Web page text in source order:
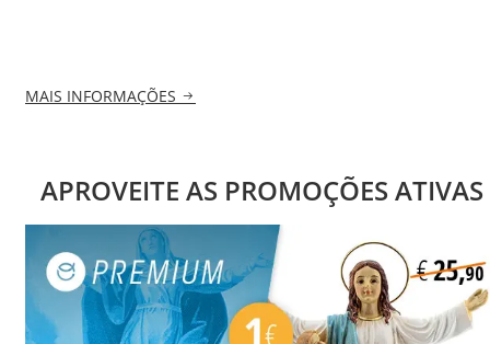
MAIS INFORMAÇÕES
APROVEITE AS PROMOÇÕES ATIVAS